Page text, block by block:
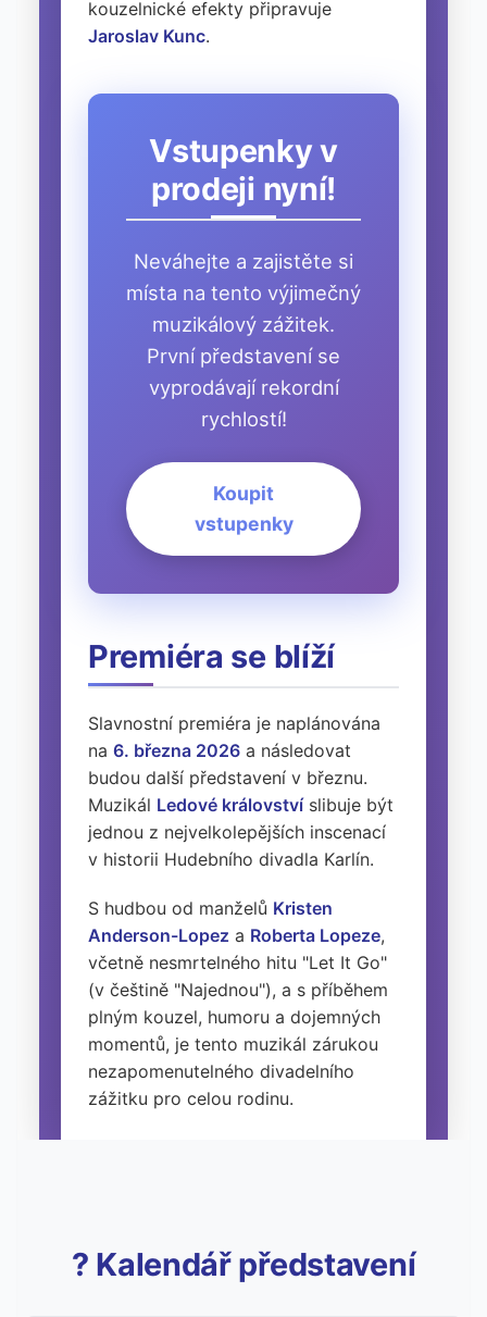
kouzelnické efekty připravuje
Jaroslav Kunc.
Vstupenky v
prodeji nyní!
Neváhejte a zajistěte si
místa na tento výjimečný
muzikálový zážitek.
První představení se
vyprodávají rekordní
rychlostí!
Koupit
vstupenky
Premiéra se blíží
Slavnostní premiéra je naplánována
na 6. března 2026 a následovat
budou další představení v březnu.
Muzikál Ledové královstvíslibuje být
jednou z nejvelkolepějších inscenací
v historii Hudebního divadla Karlín.
S hudbou od manželů Kristen
Anderson-Lopez a Roberta Lopeze,
včetně nesmrtelného hitu "Let It Go"
(v češtině "Najednou"), a s příběhem
plným kouzel, humoru a dojemných
momentů, je tento muzikál zárukou
nezapomenutelného divadelního
zážitku pro celou rodinu.
? Kalendář představení